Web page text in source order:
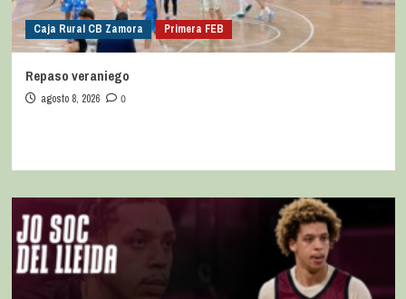
Caja Rural CB Zamora Primera FEB
Repaso veraniego
agosto 8, 2026 0